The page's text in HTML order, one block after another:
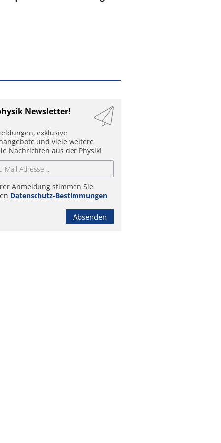
Newsletter!
exklusive
und viele weitere
Nachrichten aus der Physik!
Anmeldung stimmen Sie
Datenschutz-Bestimmungen
Absenden